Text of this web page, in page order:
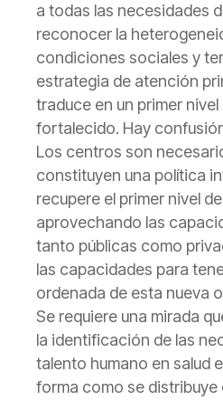
a todas las necesidades
reconocer la
condiciones sociales y
estrategia de atención
traduce en un primer
fortalecido. Hay
Los centros son
constituyen una política
recupere el primer nivel
aprovechando las
tanto públicas como
las capacidades para
ordenada de esta nueva
Se requiere una mirada
la identificación de las
talento humano en salud
forma como se distribuye